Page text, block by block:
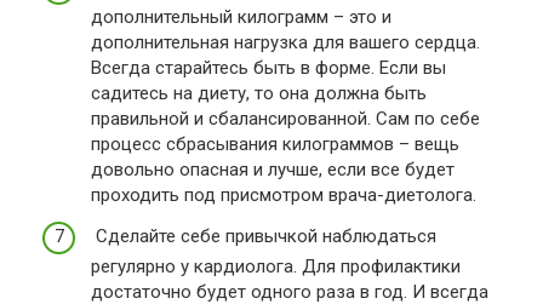
дополнительный килограмм – это и
дополнительная нагрузка для вашего сердца.
Всегда старайтесь быть в форме. Если вы
садитесь на диету, то она должна быть
правильной и сбалансированной. Сам по себе
процесс сбрасывания килограммов – вещь
довольно опасная и лучше, если все будет
проходить под присмотром врача-диетолога.
Сделайте себе привычкой наблюдаться
регулярно у кардиолога. Для профилактики
достаточно будет одного раза в год. И всегда